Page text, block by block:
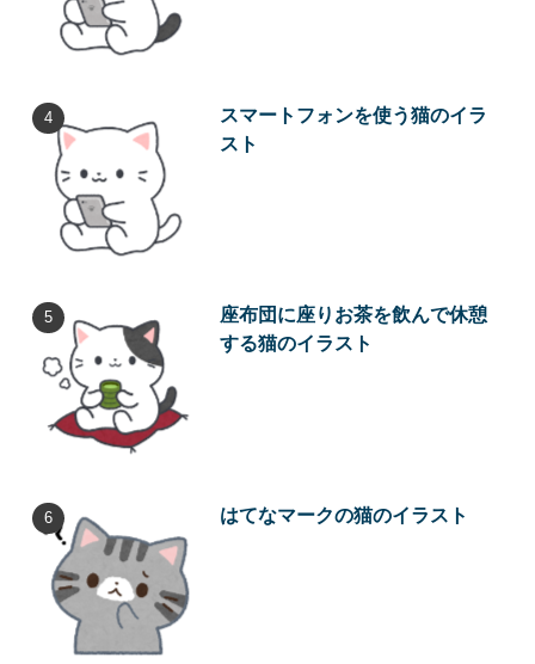
スマートフォンを使う猫のイラ
スト
座布団に座りお茶を飲んで休憩
する猫のイラスト
はてなマークの猫のイラスト